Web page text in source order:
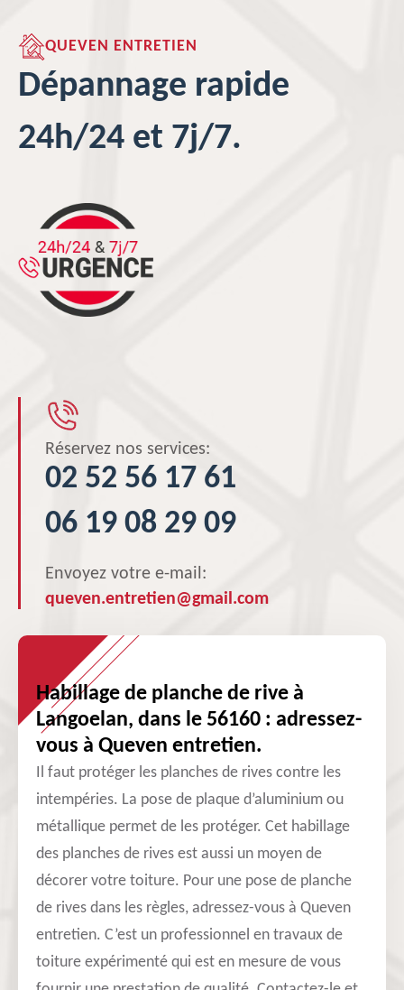
QUEVEN ENTRETIEN
Dépannage rapide
24h/24 et 7j/7.
Réservez nos services:
02 52 56 17 61
06 19 08 29 09
Envoyez votre e-mail:
queven.entretien@gmail.com
Habillage de planche de rive à
Langoelan, dans le 56160 : adressez-
vous à Queven entretien.
Il faut protéger les planches de rives contre les
intempéries. La pose de plaque d’aluminium ou
métallique permet de les protéger. Cet habillage
des planches de rives est aussi un moyen de
décorer votre toiture. Pour une pose de planche
de rives dans les règles, adressez-vous à Queven
entretien. C’est un professionnel en travaux de
toiture expérimenté qui est en mesure de vous